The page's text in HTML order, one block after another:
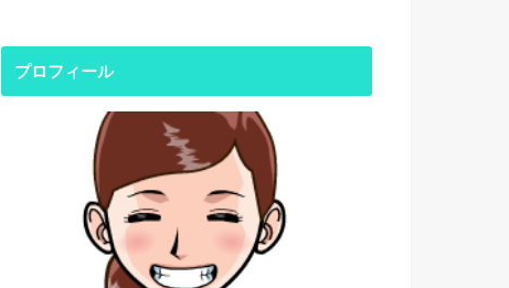
プロフィール